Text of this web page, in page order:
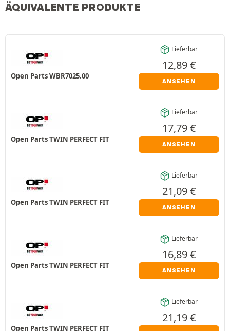
ÄQUIVALENTE PRODUKTE
Open Parts WBR7025.00
Lieferbar
12,89€
ANSEHEN
Open Parts TWIN PERFECT FIT
Lieferbar
17,79€
ANSEHEN
Open Parts TWIN PERFECT FIT
Lieferbar
21,09€
ANSEHEN
Open Parts TWIN PERFECT FIT
Lieferbar
16,89€
ANSEHEN
Open Parts TWIN PERFECT FIT
Lieferbar
21,19€